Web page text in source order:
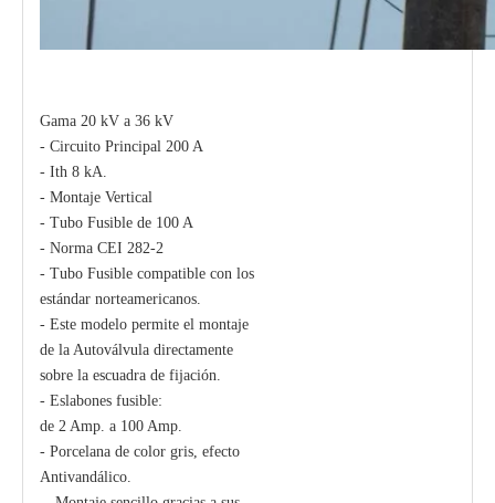
Gama 20 kV a 36 kV
- Circuito Principal 200 A
- Ith 8 kA.
- Montaje Vertical
- Tubo Fusible de 100 A
- Norma CEI 282-2
- Tubo Fusible compatible con los
estándar norteamericanos.
- Este modelo permite el montaje
de la Autoválvula directamente
sobre la escuadra de fijación.
- Eslabones fusible:
de 2 Amp. a 100 Amp.
- Porcelana de color gris, efecto
Antivandálico.